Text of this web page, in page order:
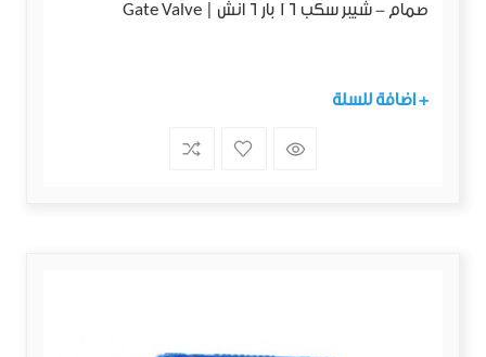
صمام - شيبر سكب 16 بار 6 انش | Gate Valve
+ اضافة للسلة